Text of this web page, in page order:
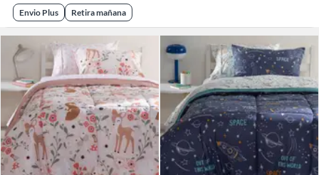
Envio Plus Retira mañana